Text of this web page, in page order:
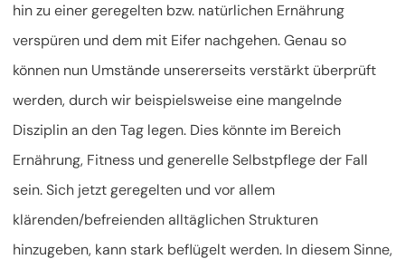
hin zu einer geregelten bzw. natürlichen Ernährung
verspüren und dem mit Eifer nachgehen. Genau so
können nun Umstände unsererseits verstärkt überprüft
werden, durch wir beispielsweise eine mangelnde
Disziplin an den Tag legen. Dies könnte im Bereich
Ernährung, Fitness und generelle Selbstpflege der Fall
sein. Sich jetzt geregelten und vor allem
klärenden/befreienden alltäglichen Strukturen
hinzugeben, kann stark beflügelt werden. In diesem Sinne,